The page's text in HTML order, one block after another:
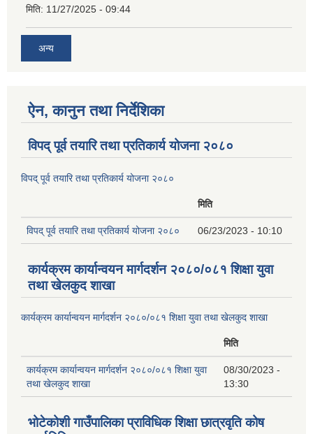
मिति: 11/27/2025 - 09:44
अन्य
ऐन, कानुन तथा निर्देशिका
विपद् पूर्व तयारि तथा प्रतिकार्य योजना २०८०
विपद् पूर्व तयारि तथा प्रतिकार्य योजना २०८०
मिति
विपद् पूर्व तयारि तथा प्रतिकार्य योजना २०८० 06/23/2023 - 10:10
कार्यक्रम कार्यान्वयन मार्गदर्शन २०८०/०८१ शिक्षा युवा
तथा खेलकुद शाखा
कार्यक्रम कार्यान्वयन मार्गदर्शन २०८०/०८१ शिक्षा युवा तथा खेलकुद शाखा
मिति
कार्यक्रम कार्यान्वयन मार्गदर्शन २०८०/०८१ शिक्षा युवा
तथा खेलकुद शाखा
08/30/2023 -
13:30
भोटेकोशी गाउँपालिका प्राविधिक शिक्षा छात्रवृति कोष